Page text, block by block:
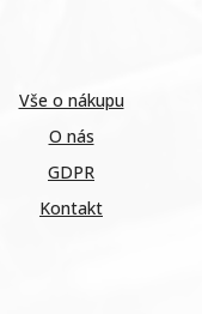
Vše o nákupu
O nás
GDPR
Kontakt